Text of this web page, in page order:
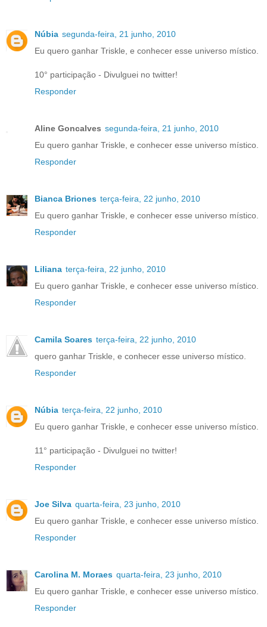
Núbia segunda-feira, 21 junho, 2010
Eu quero ganhar Triskle, e conhecer esse universo místico.
10° participação - Divulguei no twitter!
Responder
Aline Goncalves segunda-feira, 21 junho, 2010
Eu quero ganhar Triskle, e conhecer esse universo místico.
Responder
Bianca Briones terça-feira, 22 junho, 2010
Eu quero ganhar Triskle, e conhecer esse universo místico.
Responder
Liliana terça-feira, 22 junho, 2010
Eu quero ganhar Triskle, e conhecer esse universo místico.
Responder
Camila Soares terça-feira, 22 junho, 2010
quero ganhar Triskle, e conhecer esse universo místico.
Responder
Núbia terça-feira, 22 junho, 2010
Eu quero ganhar Triskle, e conhecer esse universo místico.
11° participação - Divulguei no twitter!
Responder
Joe Silva quarta-feira, 23 junho, 2010
Eu quero ganhar Triskle, e conhecer esse universo místico.
Responder
Carolina M. Moraes quarta-feira, 23 junho, 2010
Eu quero ganhar Triskle, e conhecer esse universo místico.
Responder